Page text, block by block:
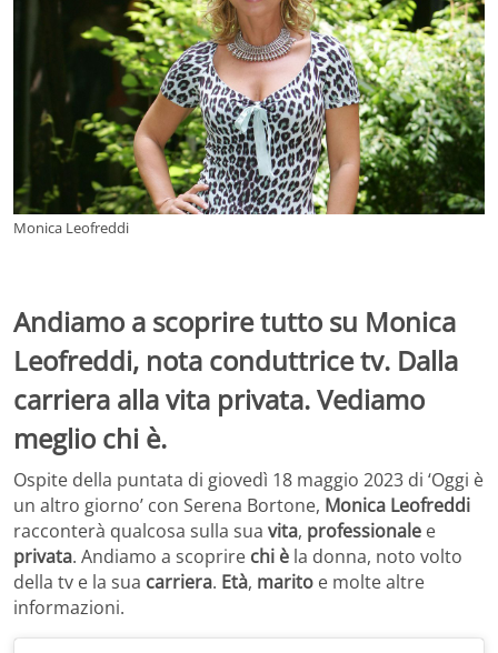
Monica Leofreddi
Andiamo a scoprire tutto su Monica
Leofreddi, nota conduttrice tv. Dalla
carriera alla vita privata. Vediamo
meglio chi è.
Ospite della puntata di giovedì 18 maggio 2023 di ‘Oggi è
un altro giorno’ con Serena Bortone, Monica Leofreddi
racconterà qualcosa sulla sua vita, professionale e
privata. Andiamo a scoprire chi è la donna, noto volto
della tv e la sua carriera. Età, marito e molte altre
informazioni.